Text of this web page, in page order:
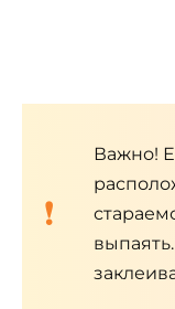
Важно!